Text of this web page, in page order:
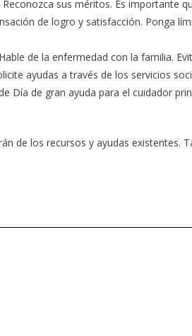
sus méritos. Es importante
de logro y satisfacción. Ponga
de la enfermedad con la familia.
ayudas a través de los servicios
Día de gran ayuda para el cuidador
de los recursos y ayudas existentes.